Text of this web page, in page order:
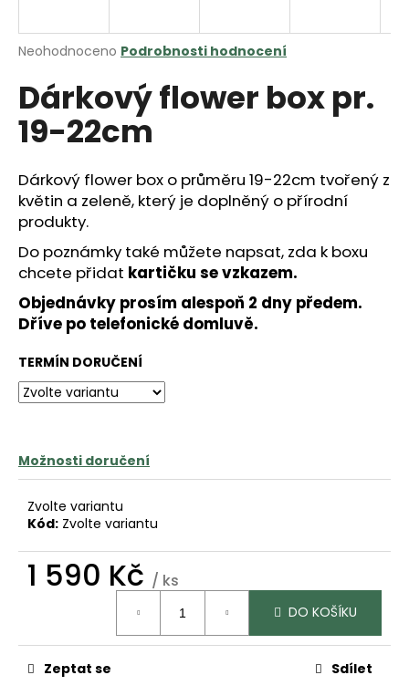
Průměrné
produktu
je
0,0
hvězdiček.
Neohodnoceno Podrobnosti hodnocení
Dárkový flower box pr.
19-22cm
Dárkový flower box o průměru 19-22cm tvořený z
květin a zeleně, který je doplněný o přírodní
produkty.
Do poznámky také můžete napsat, zda k boxu
chcete přidat kartičku se vzkazem.
Objednávky prosím alespoň 2 dny předem.
Dříve po telefonické domluvě.
TERMÍN DORUČENÍ
Možnosti doručení
Zvolte variantu
Kód: Zvolte variantu
1 590 Kč / ks
DO KOŠÍKU
Zeptat se Sdílet
j
t
?
HLEDAT
D
o
p
o
r
u
č
j
e
e